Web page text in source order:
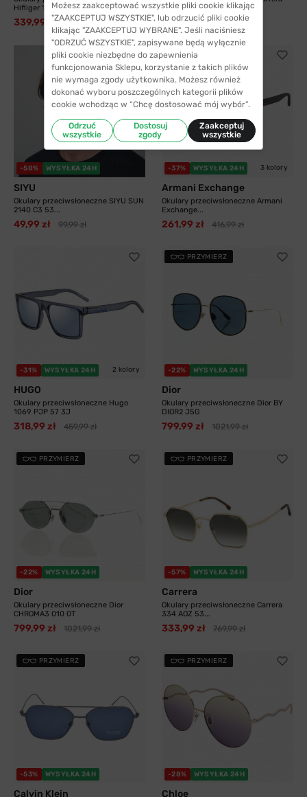
Hifliger 1811...
339,99 zł 538,99 zł
8055 003 58...
325,99 zł 413,99 zł
-50% WYSYŁKA 24H
SIYU
Okulary przeciwsłoneczne SIYU SUN
2140 C3 53...
49,99 zł 99,99 zł
-37% WYSYŁKA 24H 3 kolory
Armani Exchange
Okulary przeciwsłoneczne Armani
Exchange...
261,99 zł 416,99 zł
-31% WYSYŁKA 24H 2 kolory
HUGO
Okulary przeciwsłoneczne Hugo
1069 PJP 57 3J
318,99 zł 459,99 zł
PRZYMIERZ
-22% WYSYŁKA 24H
Dior
Okulary przeciwsłoneczne Dior BY
DIOR2 J5G
799,99 zł 1021,99 zł
PRZYMIERZ
-22% WYSYŁKA 24H
Dior
Okulary przeciwsłoneczne Dior
CHROMA3 010 0T
799,99 zł 1021,99 zł
PRZYMIERZ
-57% WYSYŁKA 24H
Carrera
Okulary przeciwsłoneczne Carrera
334 AOZ 53...
333,99 zł 769,99 zł
PRZYMIERZ
-53% WYSYŁKA 24H
Calvin Klein
PRZYMIERZ
-28% WYSYŁKA 24H
Chloe
Możesz zaakceptować wszystkie pliki cookie klikając
"ZAAKCEPTUJ WSZYSTKIE", lub odrzucić pliki cookie
klikając "ZAAKCEPTUJ WYBRANE". Jeśli naciśniesz
"ODRZUĆ WSZYSTKIE", zapisywane będą wyłącznie
pliki cookie niezbędne do zapewnienia
funkcjonowania Sklepu, korzystanie z takich plików
nie wymaga zgody użytkownika. Możesz również
dokonać wyboru poszczególnych kategorii plików
cookie wchodząc w “Chcę dostosować mój wybór”.
Odrzuć
wszystkie
Dostosuj
zgody
Zaakceptuj
wszystkie